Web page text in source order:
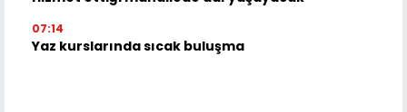
07:14
Yaz kurslarında sıcak buluşma